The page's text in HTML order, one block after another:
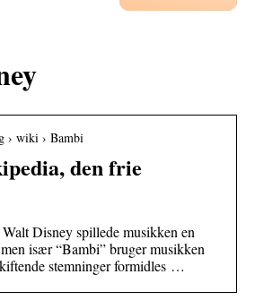
› wiki › Bambi
den frie
Disney spillede musikken en
især “Bambi” bruger musikken
stemninger formidles …